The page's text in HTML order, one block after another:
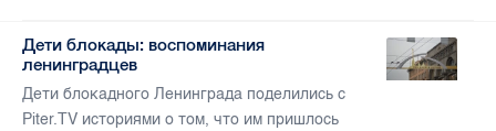
Дети блокады: воспоминания
ленинградцев
Дети блокадного Ленинграда поделились с
Piter.TV историями о том, что им пришлось